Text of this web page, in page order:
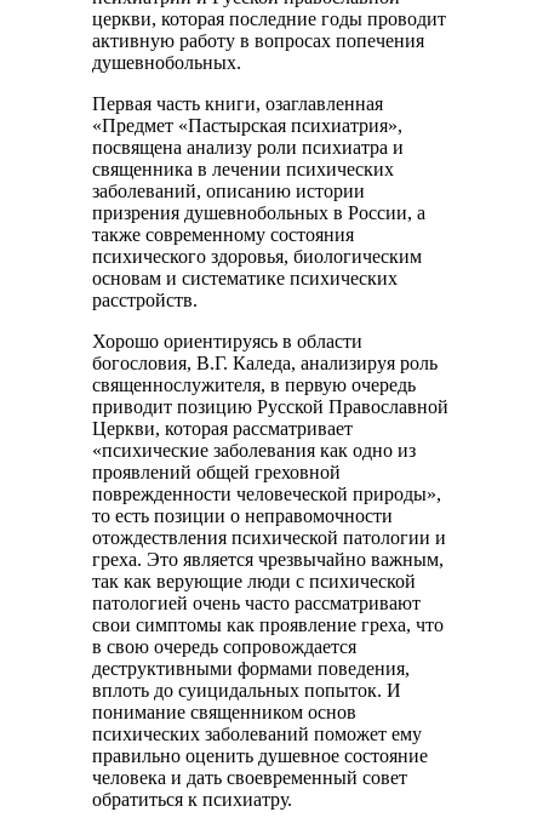
церкви, которая последние годы проводит
активную работу в вопросах попечения
душевнобольных.
Первая часть книги, озаглавленная
«Предмет «Пастырская психиатрия»,
посвящена анализу роли психиатра и
священника в лечении психических
заболеваний, описанию истории
призрения душевнобольных в России, а
также современному состояния
психического здоровья, биологическим
основам и систематике психических
расстройств.
Хорошо ориентируясь в области
богословия, В.Г. Каледа, анализируя роль
священнослужителя, в первую очередь
приводит позицию Русской Православной
Церкви, которая рассматривает
«психические заболевания как одно из
проявлений общей греховной
поврежденности человеческой природы»,
то есть позиции о неправомочности
отождествления психической патологии и
греха. Это является чрезвычайно важным,
так как верующие люди с психической
патологией очень часто рассматривают
свои симптомы как проявление греха, что
в свою очередь сопровождается
деструктивными формами поведения,
вплоть до суицидальных попыток. И
понимание священником основ
психических заболеваний поможет ему
правильно оценить душевное состояние
человека и дать своевременный совет
обратиться к психиатру.